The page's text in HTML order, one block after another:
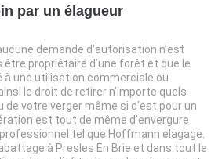
par un élagueur
demande d’autorisation n’est
propriétaire d’une forêt et que le
une utilisation commerciale ou
le droit de retirer n’importe quels
de votre verger même si c’est pour un
est tout de même d’envergure
tel que Hoffmann elagage.
à Presles En Brie et dans tout le